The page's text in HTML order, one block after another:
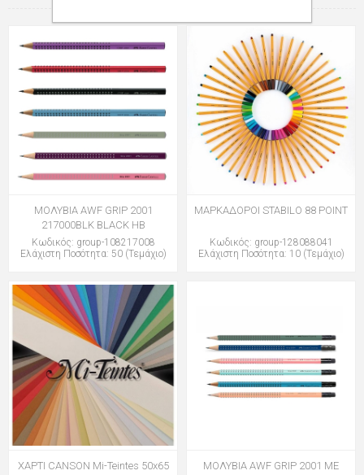
ΜΟΛΥΒΙΑ AWF GRIP 2001
217000BLK BLACK HB
Κωδικός: group-108217008
Ελάχιστη Ποσότητα: 50 (Τεμάχιο)
ΜΑΡΚΑΔΟΡΟΙ STABILO 88 POINT
Κωδικός: group-128088041
Ελάχιστη Ποσότητα: 10 (Τεμάχιο)
ΧΑΡΤΙ CANSON Mi-Teintes 50x65
ΜΟΛΥΒΙΑ AWF GRIP 2001 ME